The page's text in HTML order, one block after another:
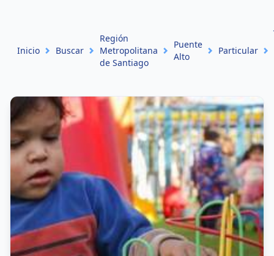
Inicio Buscar
Región
Metropolitana
de Santiago
Puente
Alto
Particular